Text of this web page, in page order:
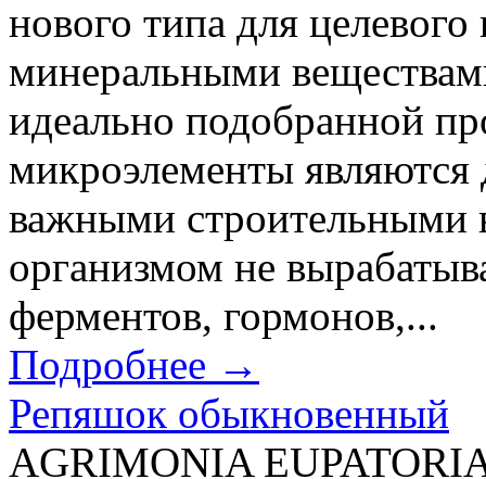
нового типа для
минеральными
идеально подобранной
микроэлементы
важными строительными
организмом не
ферментов, гормонов,...
Подробнее →
Репяшок обыкновенный
AGRIMONIA